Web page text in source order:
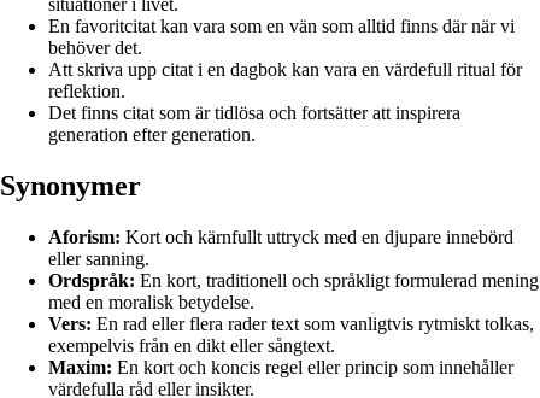
En favoritcitat kan vara som en vän som alltid finns där när vi
behöver det.
Att skriva upp citat i en dagbok kan vara en värdefull ritual för
reflektion.
Det finns citat som är tidlösa och fortsätter att inspirera
generation efter generation.
Synonymer
Aforism: Kort och kärnfullt uttryck med en djupare innebörd
eller sanning.
Ordspråk: En kort, traditionell och språkligt formulerad mening
med en moralisk betydelse.
Vers: En rad eller flera rader text som vanligtvis rytmiskt tolkas,
exempelvis från en dikt eller sångtext.
Maxim: En kort och koncis regel eller princip som innehåller
värdefulla råd eller insikter.